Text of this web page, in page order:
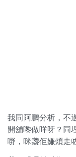
我同阿鵬分析，不
開舖嚟做咩呀？同
嘢，咪盞佢嫌煩走